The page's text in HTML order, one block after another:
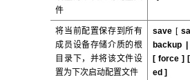
件
将当前配置保存到所有
成员设备存储介质的根
目录下，并将该文件设
置为下次启动配置文件
save [
backup
[force] [
ed]